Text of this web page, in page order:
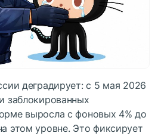
деградирует: с 5 мая 2026
заблокированных
выросла с фоновых 4% до
этом уровне. Это фиксирует